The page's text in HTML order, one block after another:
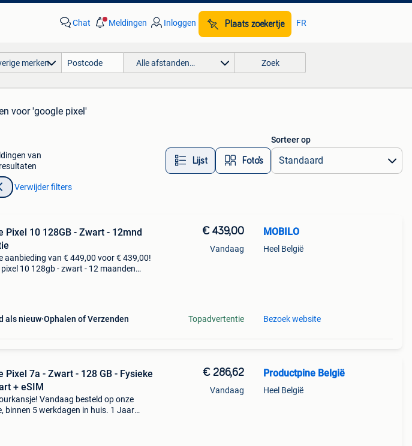
Chat Meldingen Inloggen Plaats zoekertje FR
merken Alle afstanden… Zoek
voor 'google pixel'
van
Lijst Foto’s
Sorteer op
Verwijder filters
Pixel 10 128GB - Zwart - 12mnd
aanbieding van € 449,00 voor € 439,00!
10 128gb - zwart - 12 maanden
als nieuw Ophalen of Verzenden
€ 439,00
Vandaag
Topadvertentie
MOBILO
Heel België
Bezoek website
Pixel 7a - Zwart - 128 GB - Fysieke
+ eSIM
Vandaag besteld op onze
binnen 5 werkdagen in huis. 1 Jaar
€ 286,62
Vandaag
Productpine België
Heel België